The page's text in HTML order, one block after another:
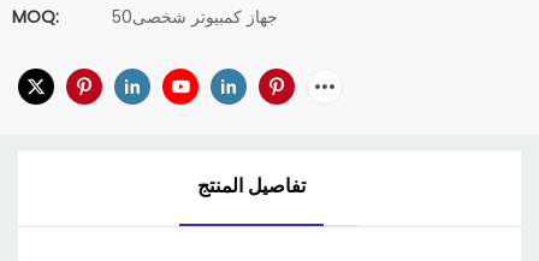
MOQ:
جهاز كمبيوتر شخصى50
تفاصيل المنتج